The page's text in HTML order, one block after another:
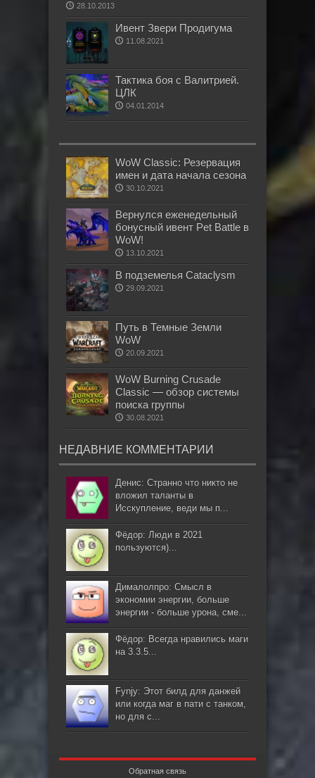
28.10.2013
Ивент Звери Продигума
11.08.2021
Тактика боя с Валитрией.
ЦЛК
04.01.2014
WoW Classic: Резервация
имен и дата начала сезона
30.10.2021
Вернулся еженедельный
бонусный ивент Pet Battle в
WoW!
13.10.2021
В подземелья Cataclysm
29.09.2021
Путь в Темные Земли
WoW
20.09.2021
WoW Burning Crusade
Classic — обзор системы
поиска группы
30.08.2021
НЕДАВНИЕ КОММЕНТАРИИ
Денис: Странно что никто не
вложил таланты в
Исскупление, веди мы п...
Фёдор: Люди в 2021
пользуются)...
Дималолпро: Смысл в
экономии энергии, больше
энергии - больше урона, сме...
Фёдор: Всегда нравились маги
на 3.3.5...
Fynjy: Этот билд для данжей
или когда маг в пати с танком,
но для с...
Обратная связь